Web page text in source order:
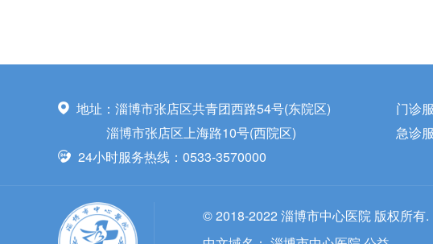
地址：淄博市张店区共青团西路54号(东院区)
淄博市张店区上海路10号(西院区)
24小时服务热线：0533-3570000
门诊
急诊
© 2018-2022 淄博市中心医院 版权所有.